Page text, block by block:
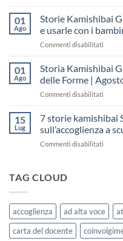
il
“fare
una
per
Giorni
01
Ago
Storie Kamishibai
e usarle con i
Commenti disabilitati
da
01
Ago
Storia Kamishibai
delle Forme |
Commenti disabilitati
2026
15
Lug
7 storie kamishibai
sull’accoglienza a
Commenti disabilitati
a
scuola
TAG CLOUD
accoglienza ad alta voce
carta del docente